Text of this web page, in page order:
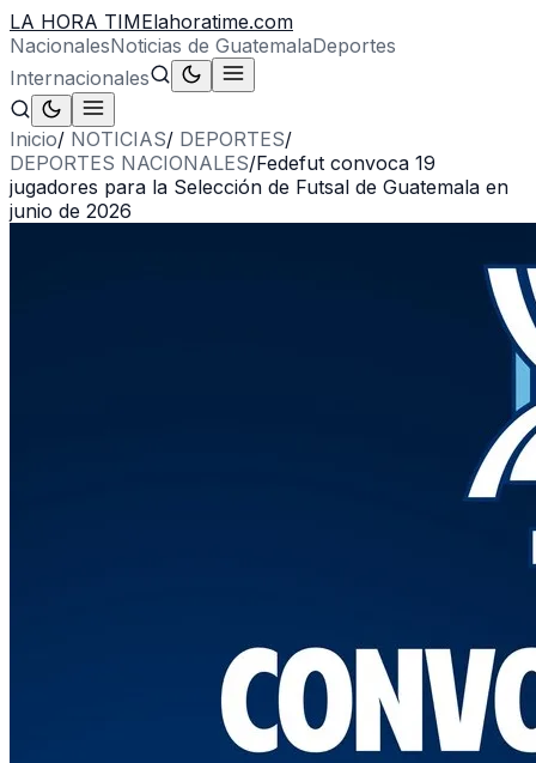
LA HORA TIMElahoratime.com
NacionalesNoticias de GuatemalaDeportes
Internacionales
Inicio/ NOTICIAS/ DEPORTES/
DEPORTES NACIONALES/Fedefut convoca 19
jugadores para la Selección de Futsal de Guatemala en
junio de 2026